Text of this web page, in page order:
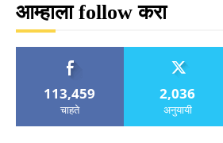
आम्हाला follow करा
113,459
चाहते
2,036
अनुयायी